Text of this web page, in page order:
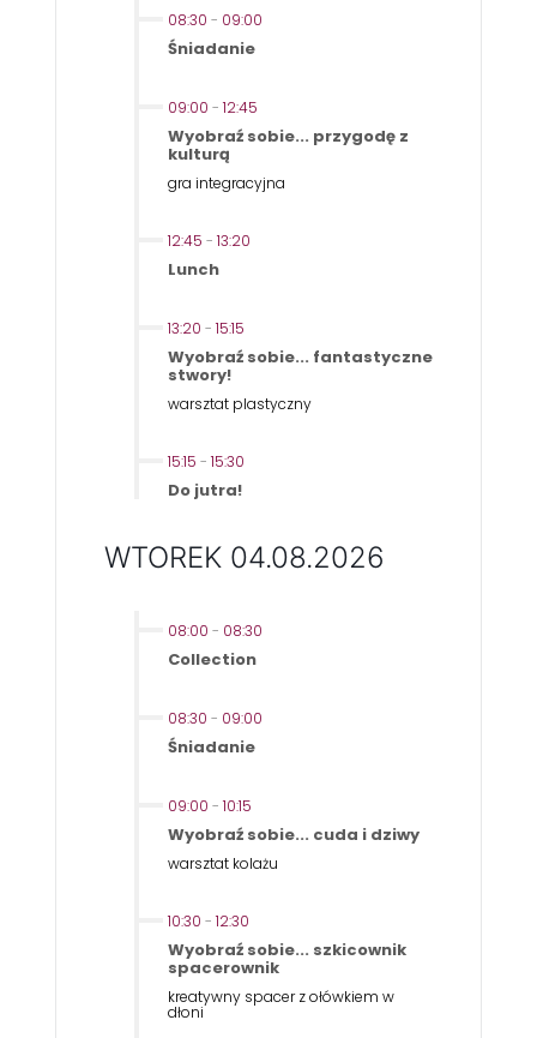
08:30 - 09:00
Śniadanie
09:00 - 12:45
Wyobraź sobie... przygodę z
kulturą
gra integracyjna
12:45 - 13:20
Lunch
13:20 - 15:15
Wyobraź sobie... fantastyczne
stwory!
warsztat plastyczny
15:15 - 15:30
Do jutra!
WTOREK 04.08.2026
08:00 - 08:30
Collection
08:30 - 09:00
Śniadanie
09:00 - 10:15
Wyobraź sobie... cuda i dziwy
warsztat kolażu
10:30 - 12:30
Wyobraź sobie... szkicownik
spacerownik
kreatywny spacer z ołówkiem w
dłoni